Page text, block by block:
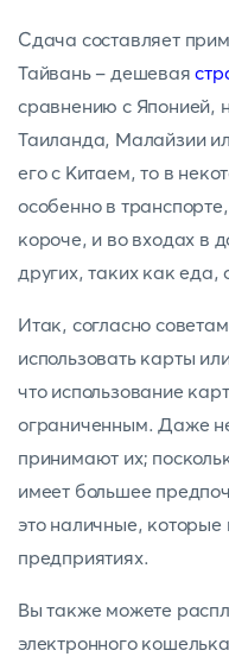
Сдача составляет
Тайвань - дешевая
сравнению с Японией,
Таиланда, Малайзии
его с Китаем, то в
особенно в
короче, и во входах в
других, таких как
Итак, согласно
использовать карты
что использование
ограниченным. Даже
принимают их;
имеет большее
это наличные,
предприятиях.
Вы также можете
электронного